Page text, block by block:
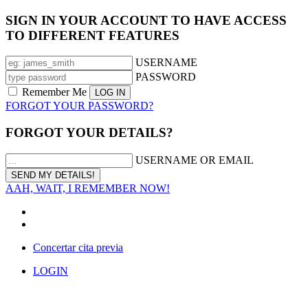
SIGN IN YOUR ACCOUNT TO HAVE ACCESS
TO DIFFERENT FEATURES
USERNAME
PASSWORD
Remember Me
FORGOT YOUR PASSWORD?
FORGOT YOUR DETAILS?
USERNAME OR EMAIL
AAH, WAIT, I REMEMBER NOW!
Concertar cita previa
LOGIN